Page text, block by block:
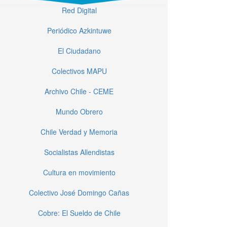
Red Digital
Periódico Azkintuwe
El Ciudadano
Colectivos MAPU
Archivo Chile - CEME
Mundo Obrero
Chile Verdad y Memoria
Socialistas Allendistas
Cultura en movimiento
Colectivo José Domingo Cañas
Cobre: El Sueldo de Chile